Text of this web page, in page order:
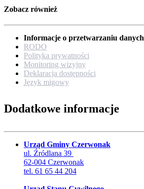
Zobacz również
Informacje o przetwarzaniu danych
RODO
Polityka prywatności
Monitoring wizyjny
Deklaracja dostępności
Język migowy
Dodatkowe informacje
Urząd Gminy Czerwonak
ul. Źródlana 39
62-004 Czerwonak
tel. 61 65 44 204